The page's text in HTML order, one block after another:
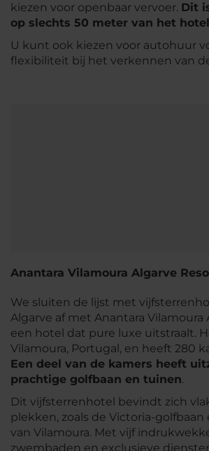
kiezen voor openbaar vervoer. Dit
op slechts 50 meter van het hotel
U kunt ook kiezen voor autohuur
flexibiliteit bij het verkennen van
Anantara Vilamoura Algarve
We sluiten de lijst met
Algarve af met Anantara Vilamoura
een hotel dat pure luxe uitstraalt.
Vilamoura, Portugal, en heeft 280
Een deel van de kamers heeft
prachtige golfbaan en tuinen.
Dit vijfsterrenhotel bevindt zich
plekken, zoals de Victoria-golfbaan
van Vilamoura. Met vijf
zwembaden en exclusieve